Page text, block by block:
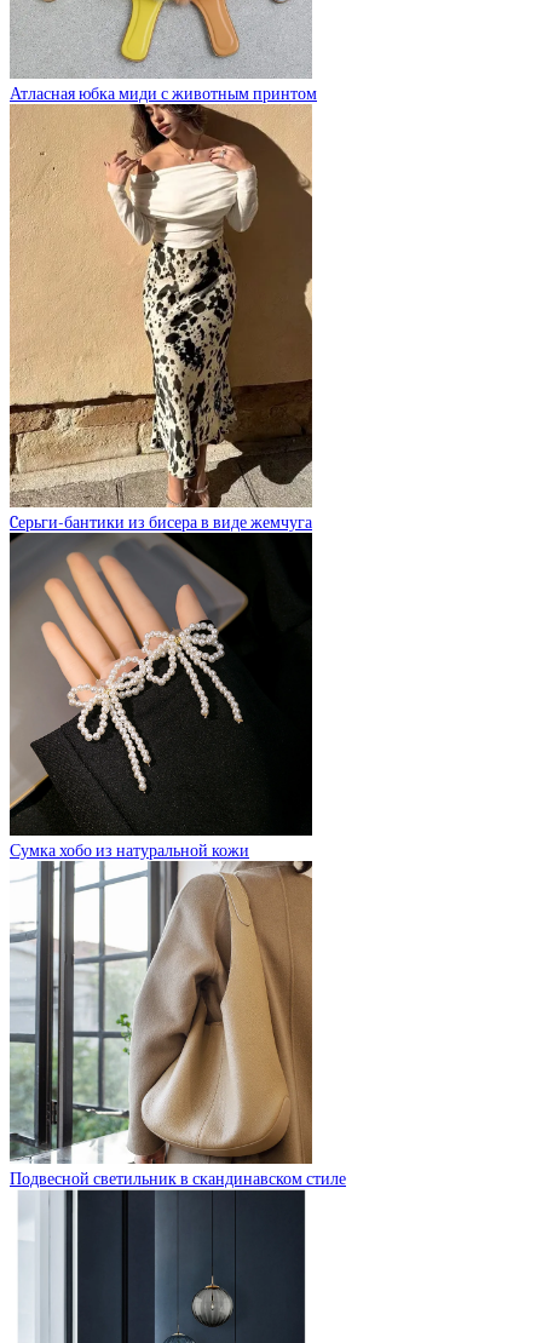
Атласная юбка миди с животным принтом
Cерьги-бантики из бисера в виде жемчуга
Сумка хобо из натуральной кожи
Подвесной светильник в скандинавском стиле